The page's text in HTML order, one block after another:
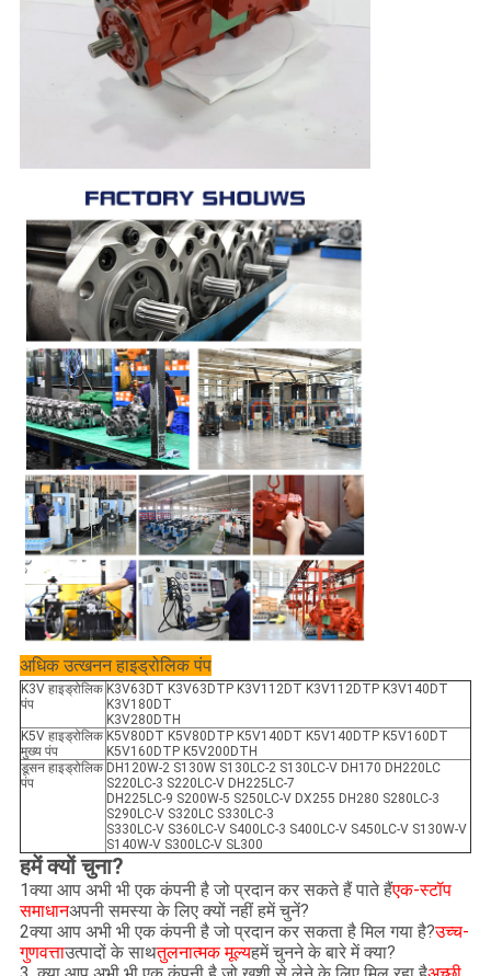
अधिक उत्खनन हाइड्रोलिक पंप
K3V हाइड्रोलिक
पंप
K3V63DT K3V63DTP K3V112DT K3V112DTP K3V140DT
K3V180DT
K3V280DTH
K5V हाइड्रोलिक
मुख्य पंप
K5V80DT K5V80DTP K5V140DT K5V140DTP K5V160DT
K5V160DTP K5V200DTH
डूसन हाइड्रोलिक
पंप
DH120W-2 S130W S130LC-2 S130LC-V DH170 DH220LC
S220LC-3 S220LC-V DH225LC-7
DH225LC-9 S200W-5 S250LC-V DX255 DH280 S280LC-3
S290LC-V S320LC S330LC-3
S330LC-V S360LC-V S400LC-3 S400LC-V S450LC-V S130W-V
S140W-V S300LC-V SL300
हमें क्यों चुना?
1क्या आप अभी भी एक कंपनी है जो प्रदान कर सकते हैं पाते हैंएक-स्टॉप
समाधानअपनी समस्या के लिए क्यों नहीं हमें चुनें?
2क्या आप अभी भी एक कंपनी है जो प्रदान कर सकता है मिल गया है?उच्च-
गुणवत्ताउत्पादों के साथतुलनात्मक मूल्यहमें चुनने के बारे में क्या?